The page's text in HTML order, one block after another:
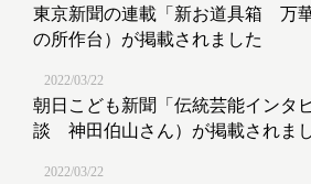
東京新聞の連載「新お道具箱 万
の所作台）が掲載されました
2022/03/22
朝日こども新聞「伝統芸能インタ
談 神田伯山さん）が掲載されま
2022/03/22